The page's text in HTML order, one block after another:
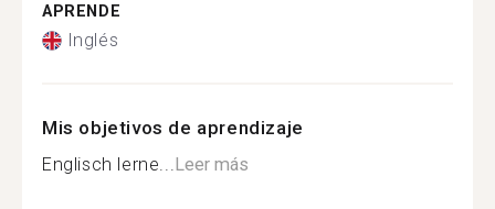
APRENDE
Inglés
Mis objetivos de aprendizaje
Englisch lerne...Leer más